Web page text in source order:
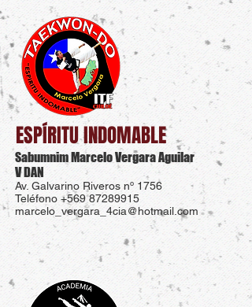
ESPÍRITU INDOMABLE
Sabumnim Marcelo Vergara Aguilar
V DAN
Av. Galvarino Riveros nº 1756
Teléfono +569 87289915
marcelo_vergara_4cia@hotmail.com